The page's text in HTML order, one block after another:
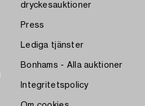
dryckesauktioner
Press
Lediga tjänster
Bonhams - Alla auktioner
Integritetspolicy